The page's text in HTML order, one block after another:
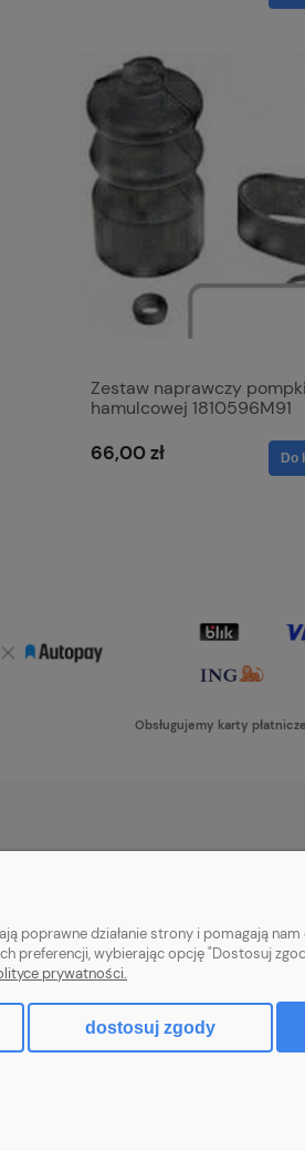
Zestaw naprawczy pompki
hamulcowej 1810596M91
66,00 zł Do
Obsługujemy karty
konta
Czas i
poprawne działanie strony i pomagają
preferencji, wybierając opcję "Dostosuj
prywatności.
dostosuj zgody